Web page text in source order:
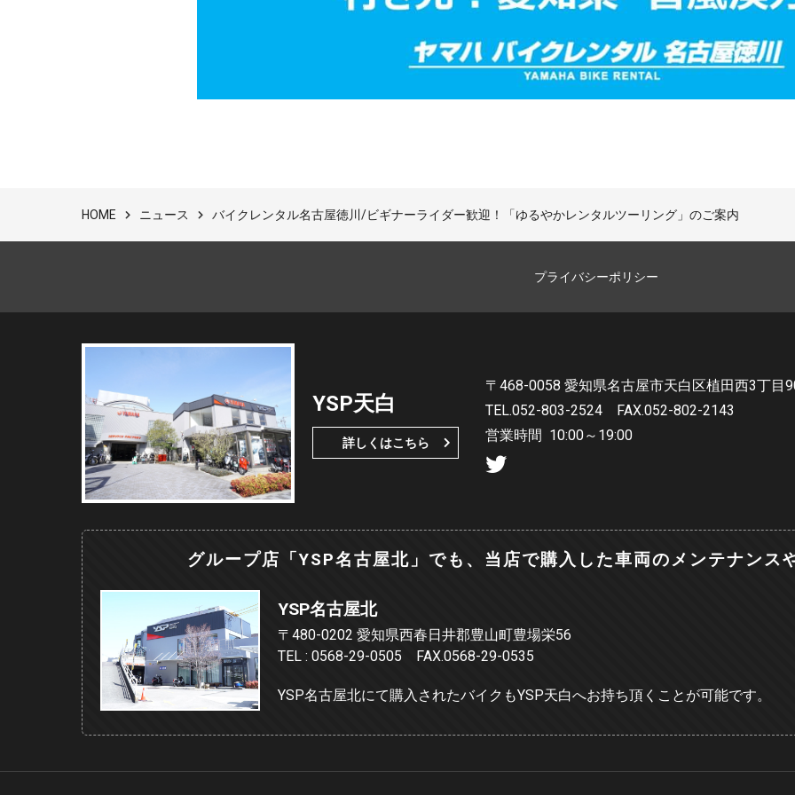
HOME ニュース バイクレンタル名古屋徳川/ビギナーライダー歓迎！「ゆるやかレンタルツーリング」のご案内
プライバシーポリシー
YSP天白
詳しくはこちら
〒468-0058 愛知県名古屋市天白区植田西3丁目
TEL.052-803-2524
FAX.052-802-2143
営業時間 10:00～19:00
グループ店「YSP名古屋北」でも、当店で購入した車両のメンテナンス
YSP名古屋北
〒480-0202 愛知県西春日井郡豊山町豊場栄56
TEL : 0568-29-0505 FAX.0568-29-0535
YSP名古屋北にて購入されたバイクもYSP天白へお持ち頂くことが可能です。